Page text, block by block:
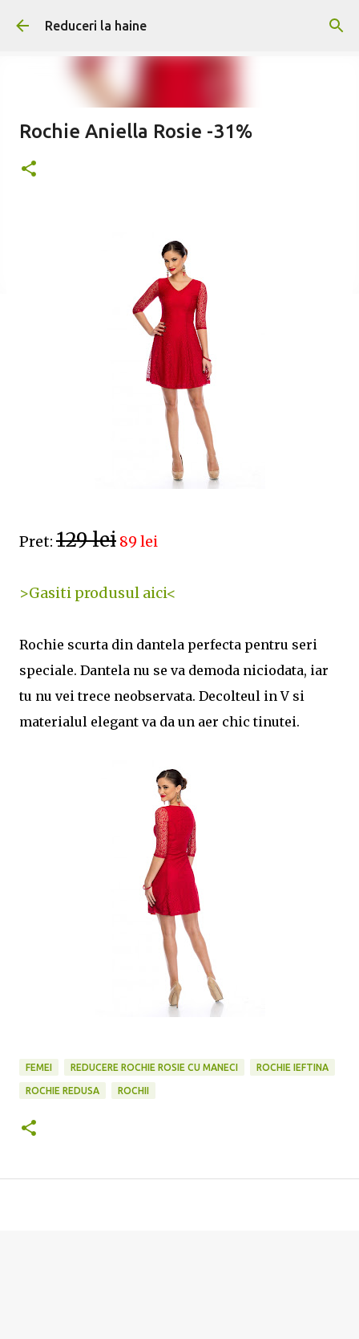
Treceți la conținutul principal
Reduceri la haine
Rochie Aniella Rosie -31%
Pret: 129 lei 89 lei
>Gasiti produsul aici<
Rochie scurta din dantela perfecta pentru seri
speciale. Dantela nu se va demoda niciodata, iar
tu nu vei trece neobservata. Decolteul in V si
materialul elegant va da un aer chic tinutei.
FEMEI REDUCERE ROCHIE ROSIE CU MANECI ROCHIE IEFTINA
ROCHIE REDUSA ROCHII